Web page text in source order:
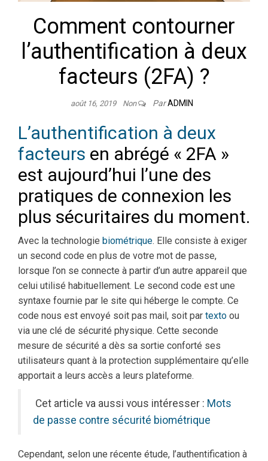
Comment contourner
l’authentification à deux
facteurs (2FA) ?
août 16, 2019 Non ParADMIN
L’authentification à deux
facteurs en abrégé « 2FA »
est aujourd’hui l’une des
pratiques de connexion les
plus sécuritaires du moment.
Avec la technologie biométrique. Elle consiste à exiger
un second code en plus de votre mot de passe,
lorsque l’on se connecte à partir d’un autre appareil que
celui utilisé habituellement. Le second code est une
syntaxe fournie par le site qui héberge le compte. Ce
code nous est envoyé soit pas mail, soit par texto ou
via une clé de sécurité physique. Cette seconde
mesure de sécurité a dès sa sortie conforté ses
utilisateurs quant à la protection supplémentaire qu’elle
apportait a leurs accès a leurs plateforme.
Cet article va aussi vous intéresser : Mots
de passe contre sécurité biométrique
Cependant, selon une récente étude, l’authentification à